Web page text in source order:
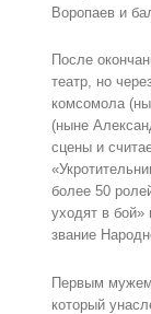
Воропаев и
После
театр, но
комсомола
(ныне
сцены и
более 50
уходят в
звание
Первым мужем
который